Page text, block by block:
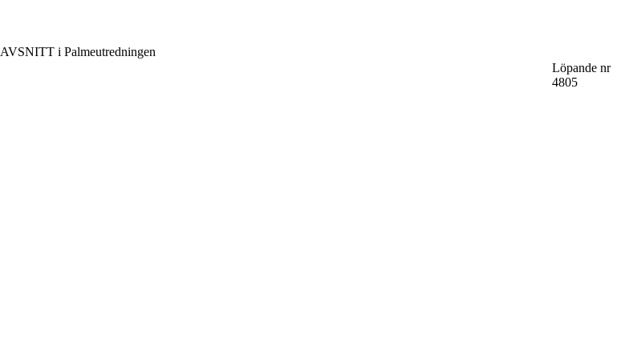
AVSNITT i Palmeutredningen
Löpande nr
4805